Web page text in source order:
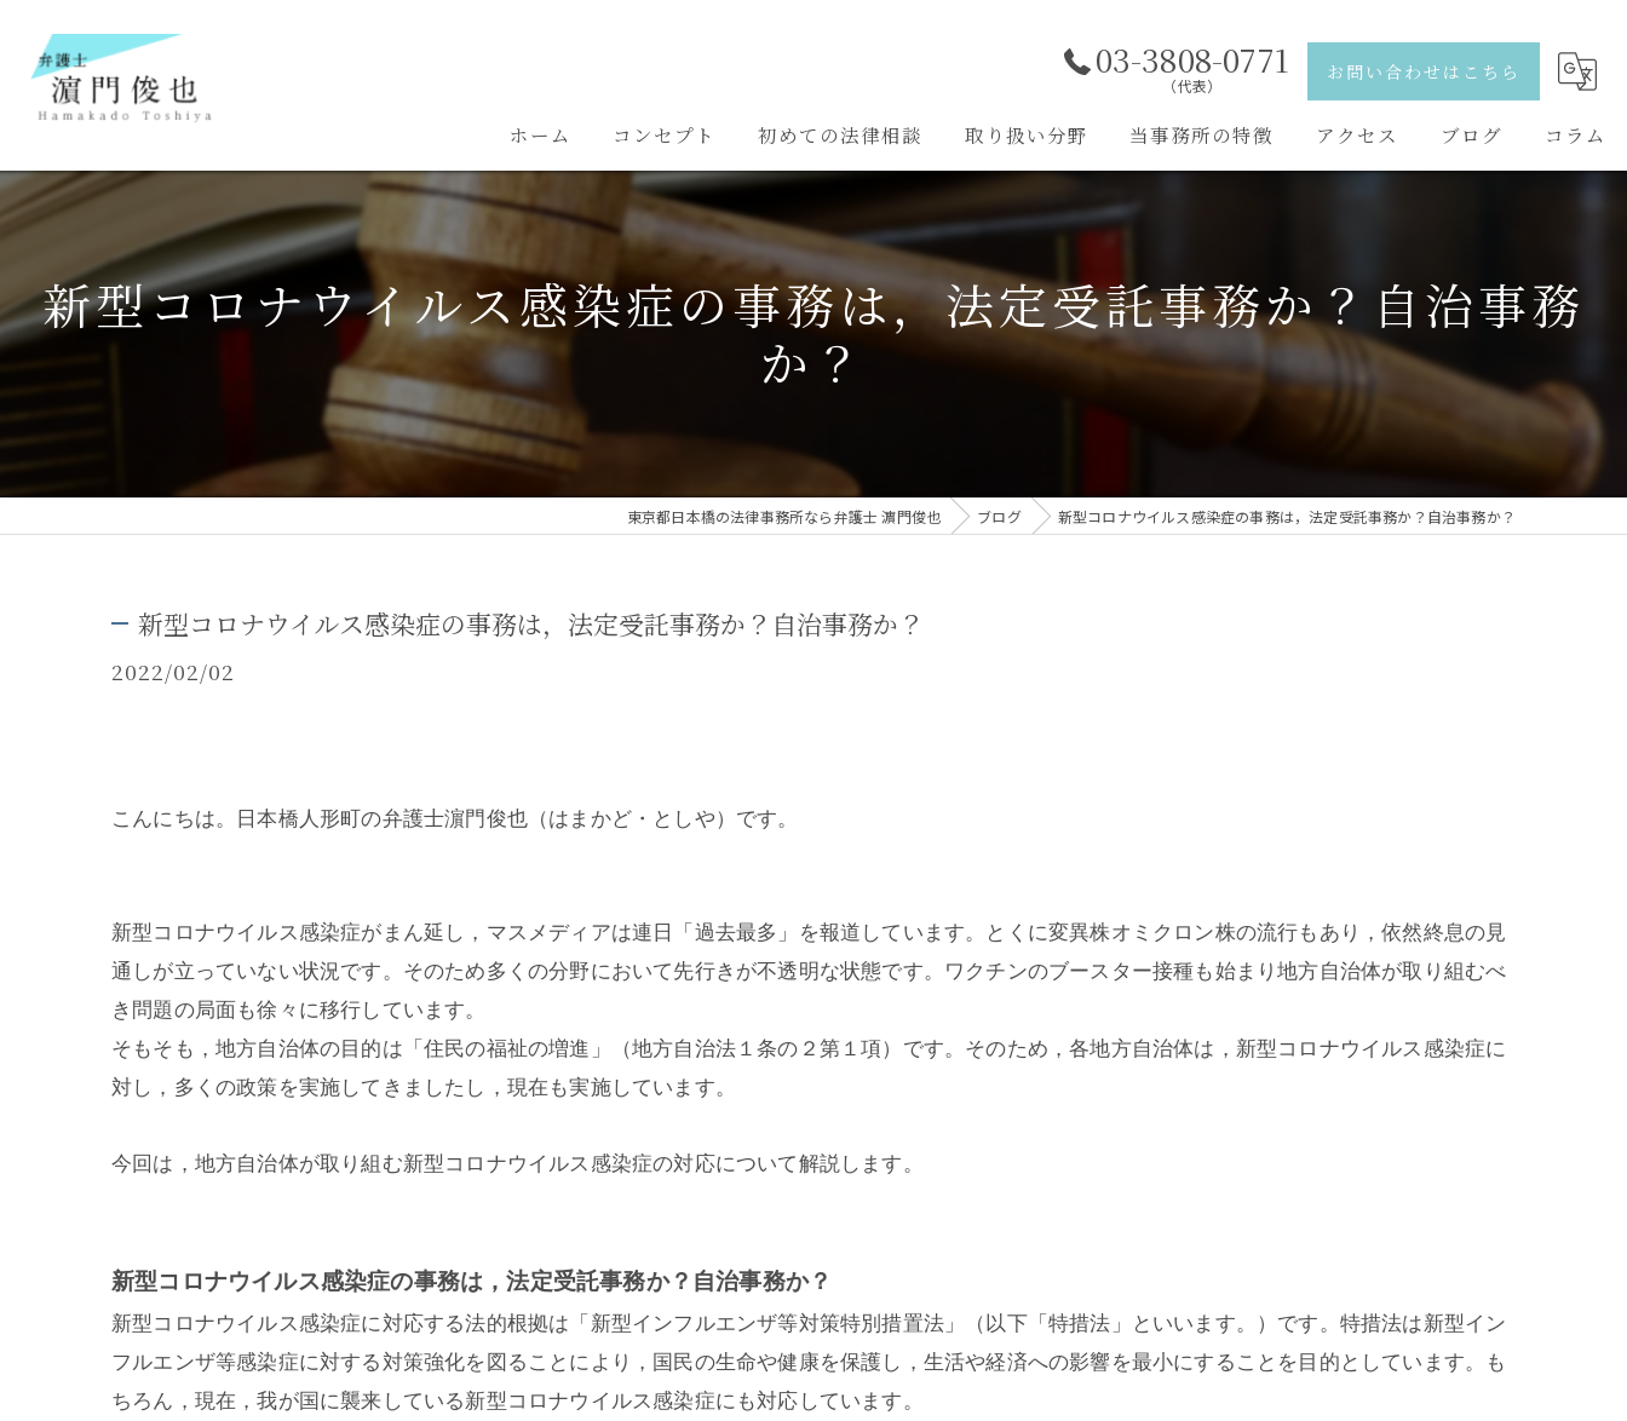
03-3808-0771
（代表）
お問い合わせはこちら
ホーム コンセプト 初めての法律相談 取り扱い分野
離婚問題
交通事故問題
相続問題
当事務所の特徴
刑事事件
アクセス ブログ コラム
新型コロナウイルス感染症の事務は，法定受託事務か？自治事務
か？
東京都日本橋の法律事務所なら弁護士 濵門俊也 ブログ 新型コロナウイルス感染症の事務は，法定受託事務か？自治事務か？
新型コロナウイルス感染症の事務は，法定受託事務か？自治事務か？
2022/02/02
こんにちは。日本橋人形町の弁護士濵門俊也（はまかど・としや）です。
新型コロナウイルス感染症がまん延し，マスメディアは連日「過去最多」を報道しています。とくに変異株オミクロン株の流行もあり，依然終息の見
通しが立っていない状況です。そのため多くの分野において先行きが不透明な状態です。ワクチンのブースター接種も始まり地方自治体が取り組むべ
き問題の局面も徐々に移行しています。
そもそも，地方自治体の目的は「住民の福祉の増進」（地方自治法１条の２第１項）です。そのため，各地方自治体は，新型コロナウイルス感染症に
対し，多くの政策を実施してきましたし，現在も実施しています。
今回は，地方自治体が取り組む新型コロナウイルス感染症の対応について解説します。
新型コロナウイルス感染症の事務は，法定受託事務か？自治事務か？
新型コロナウイルス感染症に対応する法的根拠は「新型インフルエンザ等対策特別措置法」（以下「特措法」といいます。）です。特措法は新型イン
フルエンザ等感染症に対する対策強化を図ることにより，国民の生命や健康を保護し，生活や経済への影響を最小にすることを目的としています。も
ちろん，現在，我が国に襲来している新型コロナウイルス感染症にも対応しています。